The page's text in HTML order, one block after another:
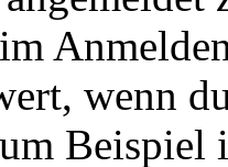
wenn
Beispiel